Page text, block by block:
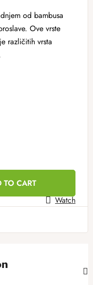
od bambusa
Ove vrste
različitih vrsta
TO CART
Watch